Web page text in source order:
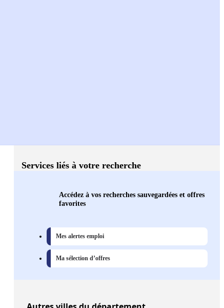
Services liés à votre recherche
Accédez à vos recherches sauvegardées et offres
favorites
Mes alertes emploi
Ma sélection d’offres